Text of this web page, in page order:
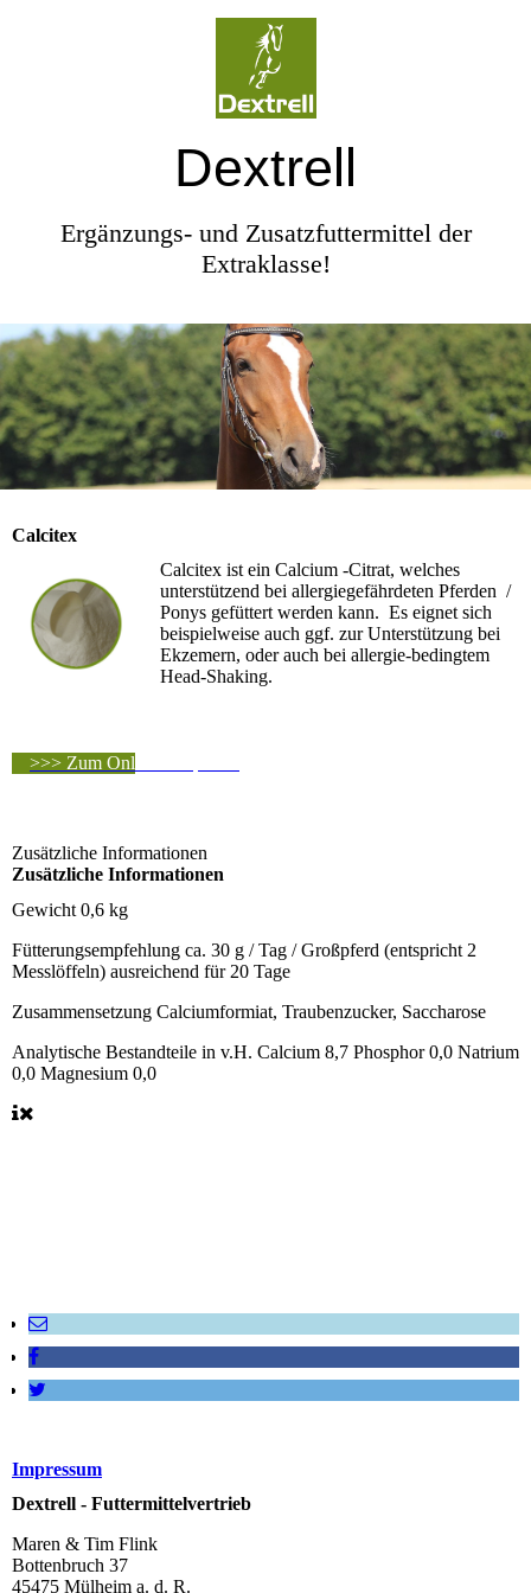
Dextrell
Ergänzungs- und Zusatzfuttermittel der
Extraklasse!
Calcitex
Calcitex ist ein Calcium -Citrat, welches
unterstützend bei allergiegefährdeten Pferden /
Ponys gefüttert werden kann. Es eignet sich
beispielweise auch ggf. zur Unterstützung bei
Ekzemern, oder auch bei allergie-bedingtem
Head-Shaking.
>>> Zum Online-Shop <<<
Zusätzliche Informationen
Zusätzliche Informationen
Gewicht 0,6 kg
Fütterungsempfehlung ca. 30 g / Tag / Großpferd (entspricht 2
Messlöffeln) ausreichend für 20 Tage
Zusammensetzung Calciumformiat, Traubenzucker, Saccharose
Analytische Bestandteile in v.H. Calcium 8,7 Phosphor 0,0 Natrium
0,0 Magnesium 0,0
Impressum
Dextrell - Futtermittelvertrieb
Maren & Tim Flink
Bottenbruch 37
45475 Mülheim a. d. R.